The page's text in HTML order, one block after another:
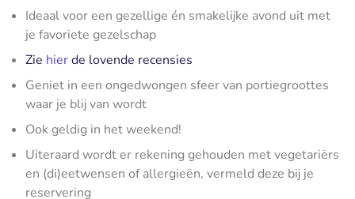
Ideaal voor een gezellige én smakelijke avond uit met
je favoriete gezelschap
Zie hierde lovende recensies
Geniet in een ongedwongen sfeer van portiegroottes
waar je blij van wordt
Ook geldig in het weekend!
Uiteraard wordt er rekening gehouden met vegetariërs
en (di)eetwensen of allergieën, vermeld deze bij je
reservering